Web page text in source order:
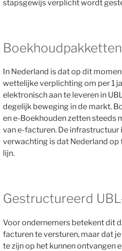
stapsgewijs verplicht wordt
Boekhoudpakketten
In Nederland is dat op dit
wettelijke verplichting om per 1
elektronisch aan te leveren in
degelijk beweging in de markt.
en e-Boekhouden zetten steeds
van e-facturen. De infrastructuur
verwachting is dat Nederland op
lijn.
Gestructureerd
Voor ondernemers betekent dit
facturen te versturen, maar dat
te zijn op het kunnen ontvangen